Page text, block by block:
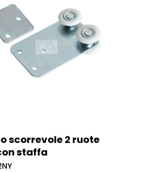
scorrevole 2 ruote
staffa